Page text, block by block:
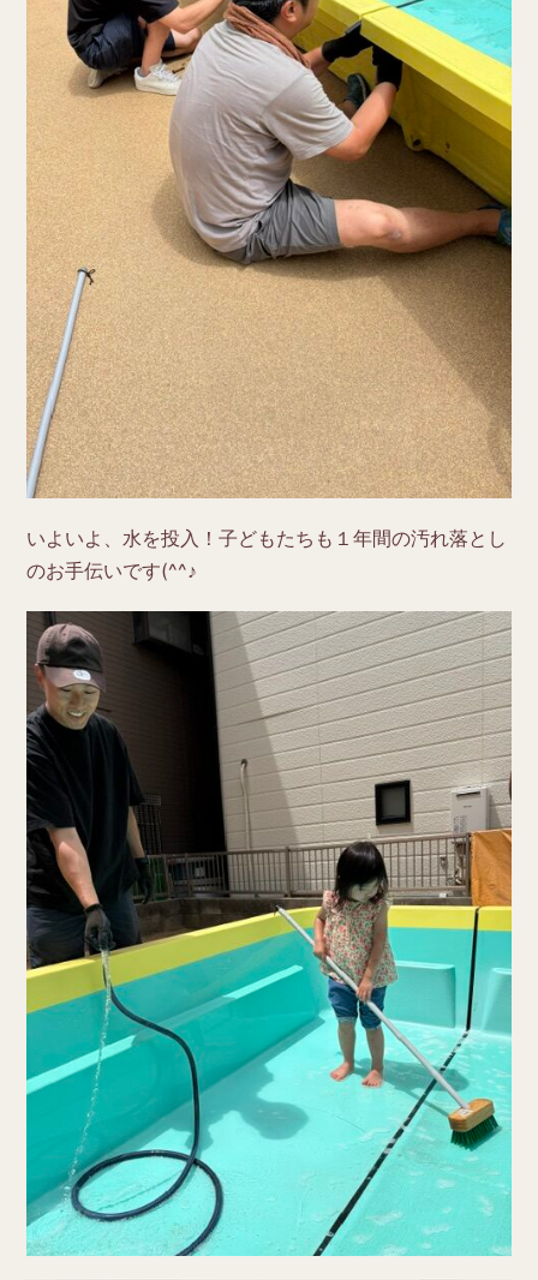
いよいよ、水を投入！子どもたちも１年間の汚れ落とし
のお手伝いです(^^♪